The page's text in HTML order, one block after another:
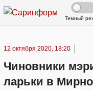
Темный
12 октября 2020, 18:20
Чиновники
ларьки в